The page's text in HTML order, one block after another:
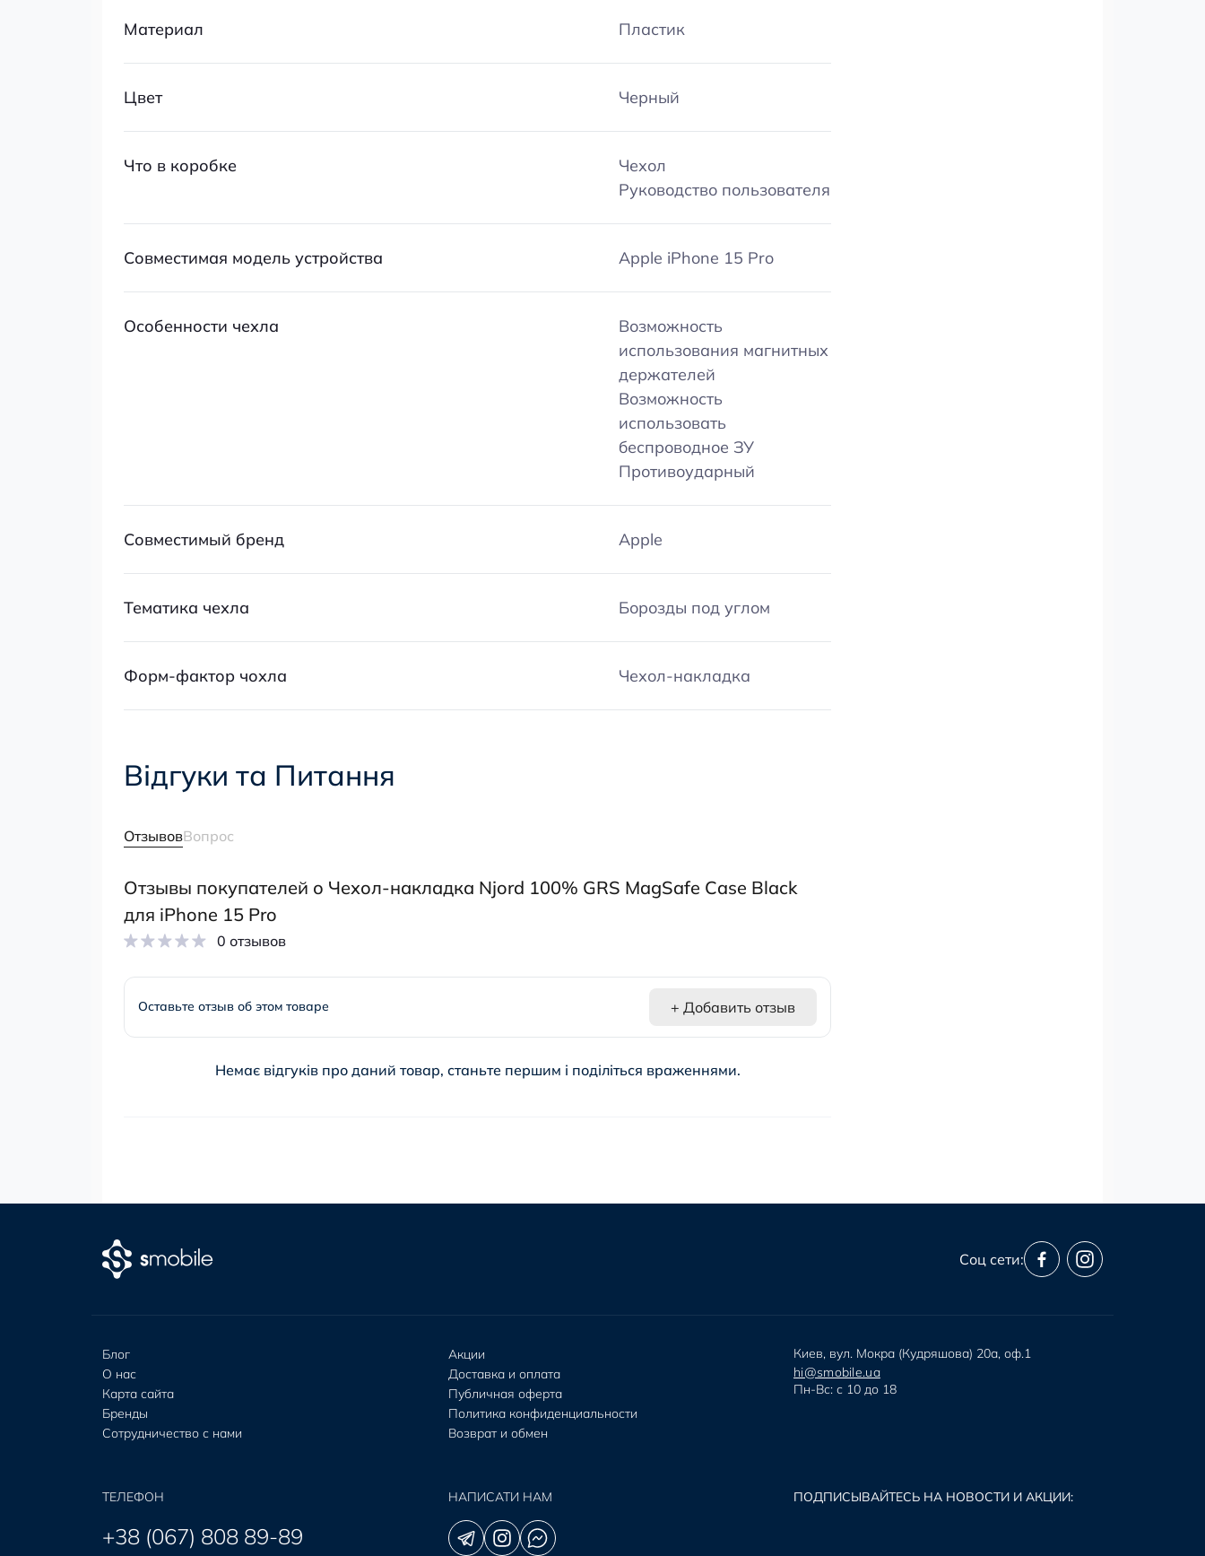
Материал Пластик
Цвет Черный
Что в коробке
Чехол
Руководство пользователя
Совместимая модель устройства Apple iPhone 15 Pro
Особенности чехла
Возможность
использования магнитных
держателей
Возможность
использовать
беспроводное ЗУ
Противоударный
Совместимый бренд Apple
Тематика чехла Борозды под углом
Форм-фактор чохла Чехол-накладка
Відгуки та Питання
ОтзывовВопрос
Отзывы покупателей о Чехол-накладка Njord 100% GRS MagSafe Case Black
для iPhone 15 Pro
0 отзывов
Оставьте отзыв об этом товаре + Добавить отзыв
Немає відгуків про даний товар, станьте першим і поділіться враженнями.
Соц сети:
Блог
О нас
Карта сайта
Бренды
Сотрудничество с нами
Акции
Доставка и оплата
Публичная оферта
Политика конфиденциальности
Возврат и обмен
Киев, вул. Мокра (Кудряшова) 20а, оф.1
hi@smobile.ua
Пн-Вс: с 10 до 18
ТЕЛЕФОН
+38 (067) 808 89-89
НАПИСАТИ НАМ ПОДПИСЫВАЙТЕСЬ НА НОВОСТИ И АКЦИИ: